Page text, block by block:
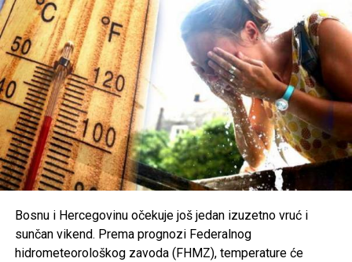
Bosnu i Hercegovinu očekuje još jedan izuzetno vruć i
sunčan vikend. Prema prognozi Federalnog
hidrometeorološkog zavoda (FHMZ), temperature će